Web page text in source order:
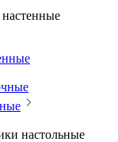
настольные